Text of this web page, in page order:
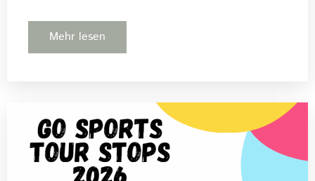
Mehr lesen